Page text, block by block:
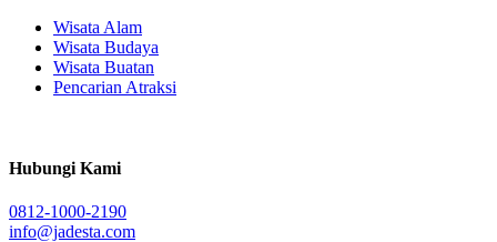
Wisata Alam
Wisata Budaya
Wisata Buatan
Pencarian Atraksi
Hubungi Kami
0812-1000-2190
info@jadesta.com